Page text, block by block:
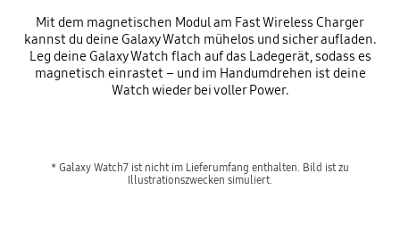
Mit dem magnetischen Modul am Fast Wireless Charger
kannst du deine Galaxy Watch mühelos und sicher aufladen.
Leg deine Galaxy Watch flach auf das Ladegerät, sodass es
magnetisch einrastet – und im Handumdrehen ist deine
Watch wieder bei voller Power.
* Galaxy Watch7 ist nicht im Lieferumfang enthalten. Bild ist zu
Illustrationszwecken simuliert.